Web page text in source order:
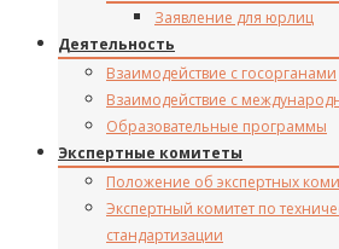
Заявление для юрлиц
Деятельность
Взаимодействие с госорганами
Взаимодействие с
Образовательные программы
Экспертные комитеты
Положение об экспертных
Экспертный комитет по
стандартизации